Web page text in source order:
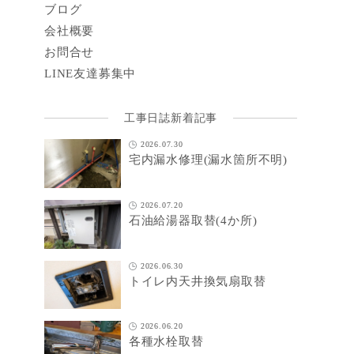
ブログ
会社概要
お問合せ
LINE友達募集中
工事日誌新着記事
2026.07.30
宅内漏水修理(漏水箇所不明)
2026.07.20
石油給湯器取替(4か所)
2026.06.30
トイレ内天井換気扇取替
2026.06.20
各種水栓取替